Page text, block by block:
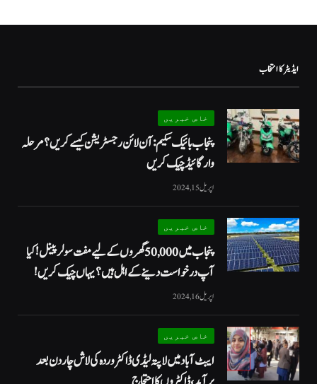
ایڈیٹر کا انتخاب
خاص خبریں
پنجاب بائیک سکیم: آن لائن رجسٹریشن کیسے کریں؟ مرحلہ
وار گائیڈ چیک کریں
اپریل 15, 2024
خاص خبریں
پنجاب میں 50,000 گھروں کے لیے مفت سولر پینل! کیا
آپ درخواست دینے کے اہل ہیں؟ یہاں چیک کریں!
اپریل 16, 2024
خاص خبریں
ایبٹ آباد میں لاپتہ لیڈی ڈاکٹر وردہ کی لاش چار دن بعد